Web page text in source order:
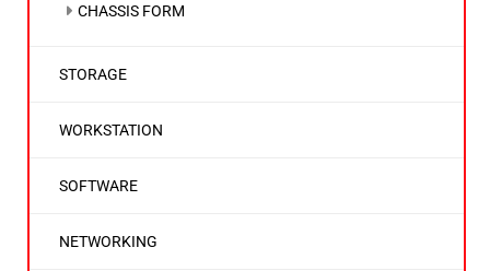
CHASSIS FORM
STORAGE
WORKSTATION
SOFTWARE
NETWORKING